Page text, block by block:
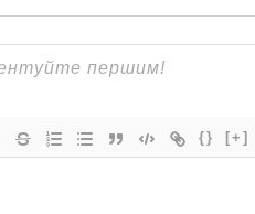
{} [+]